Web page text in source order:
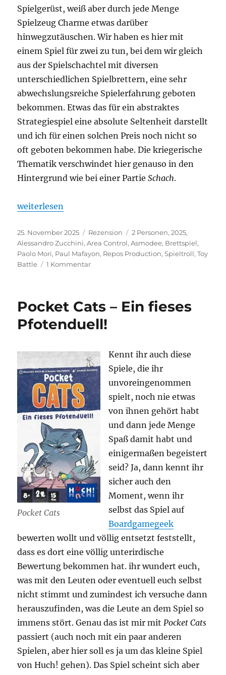
Spielgerüst, weiß aber durch jede Menge
Spielzeug Charme etwas darüber
hinwegzutäuschen. Wir haben es hier mit
einem Spiel für zwei zu tun, bei dem wir gleich
aus der Spielschachtel mit diversen
unterschiedlichen Spielbrettern, eine sehr
abwechslungsreiche Spielerfahrung geboten
bekommen. Etwas das für ein abstraktes
Strategiespiel eine absolute Seltenheit darstellt
und ich für einen solchen Preis noch nicht so
oft geboten bekommen habe. Die kriegerische
Thematik verschwindet hier genauso in den
Hintergrund wie bei einer PartieSchach.
„Toy Battle – Krieg im Kinderzimmer“
weiterlesen
Veröffentlicht
am
25. November 2025 Kategorien
Rezension Schlagwörter
2 Personen,2025,
Alessandro Zucchini,Area Control,Asmodee, Brettspiel,
Paolo Mori, Paul Mafayon, Repos Production,Spieltroll,Toy
Battle
1 Kommentarzu
Krieg
Kinderzimmer
Pocket Cats – Ein fieses
Pfotenduell!
Pocket Cats
Kennt ihr auch diese
Spiele, die ihr
unvoreingenommen
spielt, noch nie etwas
von ihnen gehört habt
und dann jede Menge
Spaß damit habt und
einigermaßen begeistert
seid? Ja, dann kennt ihr
sicher auch den
Moment, wenn ihr
selbst das Spiel auf
Boardgamegeek
bewerten wollt und völlig entsetzt feststellt,
dass es dort eine völlig unterirdische
Bewertung bekommen hat. ihr wundert euch,
was mit den Leuten oder eventuell euch selbst
nicht stimmt und zumindest ich versuche dann
herauszufinden, was die Leute an dem Spiel so
immens stört. Genau das ist mir mit Pocket Cats
passiert (auch noch mit ein paar anderen
Spielen, aber hier soll es ja um das kleine Spiel
von Huch! gehen). Das Spiel scheint sich aber